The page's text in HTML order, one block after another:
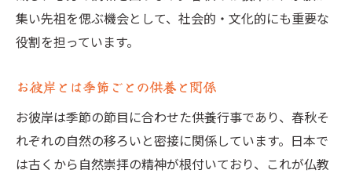
集い先祖を偲ぶ機会として、社会的・文化的にも重要な
役割を担っています。
お彼岸とは季節ごとの供養と関係
お彼岸は季節の節目に合わせた供養行事であり、春秋そ
れぞれの自然の移ろいと密接に関係しています。日本で
は古くから自然崇拝の精神が根付いており、これが仏教